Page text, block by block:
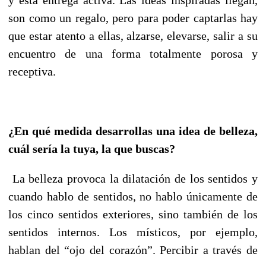
son como un regalo, pero para poder captarlas hay
que estar atento a ellas, alzarse, elevarse, salir a su
encuentro de una forma totalmente porosa y
receptiva.
¿En qué medida desarrollas una idea de belleza,
cuál sería la tuya, la que buscas?
La belleza provoca la dilatación de los sentidos y
cuando hablo de sentidos, no hablo únicamente de
los cinco sentidos exteriores, sino también de los
sentidos internos. Los místicos, por ejemplo,
hablan del “ojo del corazón”. Percibir a través de